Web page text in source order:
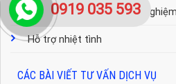
Đội ngũ tư vấn nhiều kinh nghiệm
Hỗ trợ nhiệt tình
CÁC BÀI VIẾT TƯ VẤN DỊCH VỤ
0919 035 593